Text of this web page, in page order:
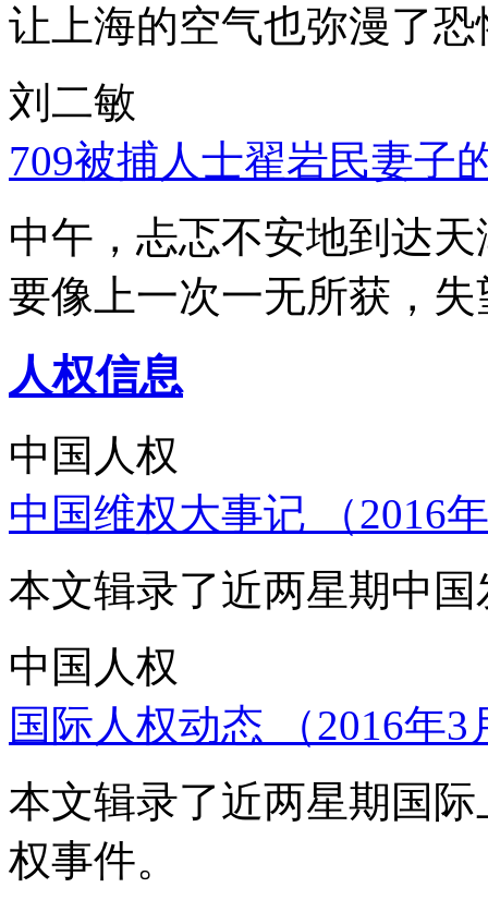
让上海的空气也弥漫了
刘二敏
709被捕人士翟岩民妻子
中午，忐忑不安地到达
要像上一次一无所获，
人权信息
中国人权
中国维权大事记 （2016
本文辑录了近两星期中
中国人权
国际人权动态 （2016年
本文辑录了近两星期国
权事件。